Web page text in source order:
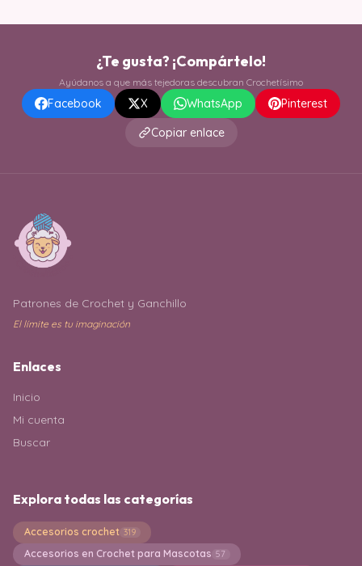
¿Te gusta? ¡Compártelo!
Ayúdanos a que más tejedoras descubran Crochetísimo
Facebook X WhatsApp
Pinterest
Copiar enlace
Patrones de Crochet y Ganchillo
El límite es tu imaginación
Enlaces
Inicio
Mi cuenta
Buscar
Explora todas las categorías
Accesorios crochet 319
Accesorios en Crochet para Mascotas 57